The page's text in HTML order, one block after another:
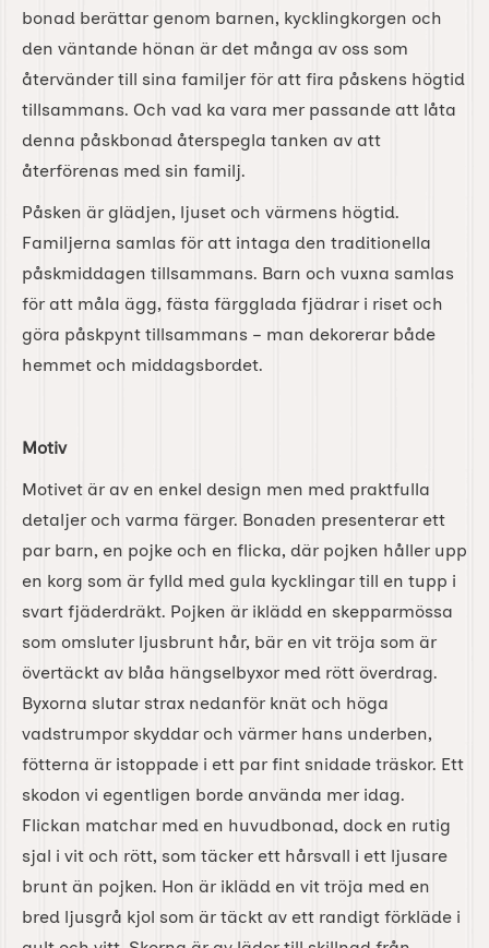
bonad berättar genom barnen, kycklingkorgen och
den väntande hönan är det många av oss som
återvänder till sina familjer för att fira påskens högtid
tillsammans. Och vad ka vara mer passande att låta
denna påskbonad återspegla tanken av att
återförenas med sin familj.
Påsken är glädjen, ljuset och värmens högtid.
Familjerna samlas för att intaga den traditionella
påskmiddagen tillsammans. Barn och vuxna samlas
för att måla ägg, fästa färgglada fjädrar i riset och
göra påskpynt tillsammans – man dekorerar både
hemmet och middagsbordet.
Motiv
Motivet är av en enkel design men med praktfulla
detaljer och varma färger. Bonaden presenterar ett
par barn, en pojke och en flicka, där pojken håller upp
en korg som är fylld med gula kycklingar till en tupp i
svart fjäderdräkt. Pojken är iklädd en skepparmössa
som omsluter ljusbrunt hår, bär en vit tröja som är
övertäckt av blåa hängselbyxor med rött överdrag.
Byxorna slutar strax nedanför knät och höga
vadstrumpor skyddar och värmer hans underben,
fötterna är istoppade i ett par fint snidade träskor. Ett
skodon vi egentligen borde använda mer idag.
Flickan matchar med en huvudbonad, dock en rutig
sjal i vit och rött, som täcker ett hårsvall i ett ljusare
brunt än pojken. Hon är iklädd en vit tröja med en
bred ljusgrå kjol som är täckt av ett randigt förkläde i